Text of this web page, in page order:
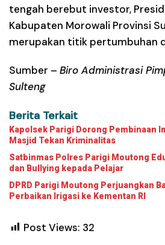
tengah berebut investor,
Kabupaten Morowali Provinsi
merupakan titik pertumbuhan
Sumber – Biro Administrasi
Sulteng
Berita Terkait
Kapolsek Parigi Dorong Pembinaan
Masjid Tekan Kriminalitas
Satbinmas Polres Parigi Moutong
dan Bullying kepada Pelajar
DPRD Parigi Moutong Perjuangkan
Perbaikan Irigasi ke Kementan RI
Post Views: 32